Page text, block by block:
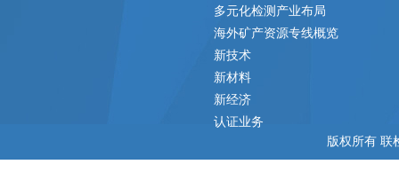
多元化检测产业布局
海外矿产资源专线概览
新技术
新材料
新经济
认证业务
版权所有